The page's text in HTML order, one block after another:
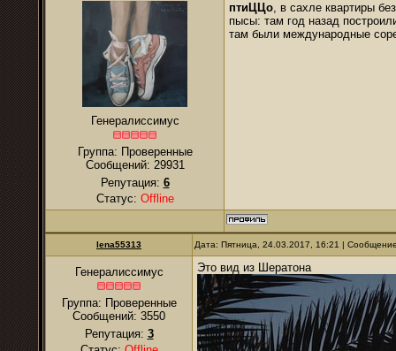
Генералиссимус
Группа: Проверенные
Сообщений: 29931
Репутация: 6
Статус: Offline
птиЦЦо, в сахле квартиры
пысы: там год назад
там были международные
lena55313 Дата: Пятница, 24.03.2017, 16:21 |
Генералиссимус
Группа: Проверенные
Сообщений: 3550
Репутация: 3
Это вид из Шератона